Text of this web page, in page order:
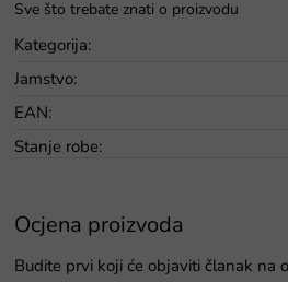
Kategorija:
Jamstvo:
EAN:
Stanje robe:
Ocjena proizvoda
Budite prvi koji će objaviti članak na